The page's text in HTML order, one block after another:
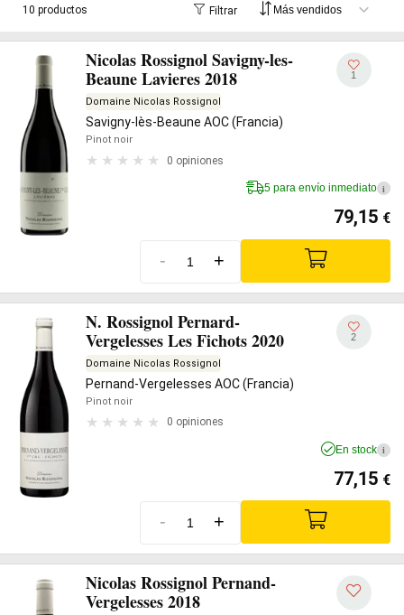
10 productos Filtrar
Nicolas Rossignol Savigny-les-
Beaune Lavieres 2018
Domaine Nicolas Rossignol
Savigny-lès-Beaune AOC (Francia)
Pinot noir
0 opiniones
1
5 para envío inmediato i
79,15 €
- +
N. Rossignol Pernard-
Vergelesses Les Fichots 2020
Domaine Nicolas Rossignol
Pernand-Vergelesses AOC (Francia)
Pinot noir
0 opiniones
2
En stock i
77,15 €
- +
Nicolas Rossignol Pernand-
Vergelesses 2018